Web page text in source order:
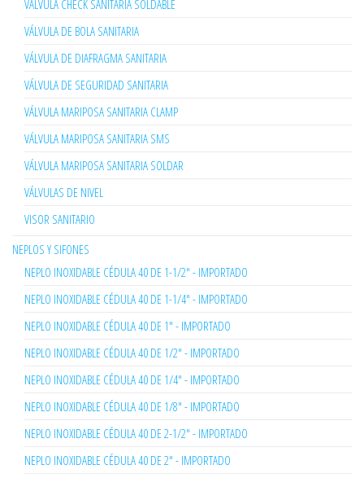
VÁLVULA CHECK SANITARIA SOLDABLE
VÁLVULA DE BOLA SANITARIA
VÁLVULA DE DIAFRAGMA SANITARIA
VÁLVULA DE SEGURIDAD SANITARIA
VÁLVULA MARIPOSA SANITARIA CLAMP
VÁLVULA MARIPOSA SANITARIA SMS
VÁLVULA MARIPOSA SANITARIA SOLDAR
VÁLVULAS DE NIVEL
VISOR SANITARIO
NEPLOS Y SIFONES
NEPLO INOXIDABLE CÉDULA 40 DE 1-1/2" - IMPORTADO
NEPLO INOXIDABLE CÉDULA 40 DE 1-1/4" - IMPORTADO
NEPLO INOXIDABLE CÉDULA 40 DE 1" - IMPORTADO
NEPLO INOXIDABLE CÉDULA 40 DE 1/2" - IMPORTADO
NEPLO INOXIDABLE CÉDULA 40 DE 1/4" - IMPORTADO
NEPLO INOXIDABLE CÉDULA 40 DE 1/8" - IMPORTADO
NEPLO INOXIDABLE CÉDULA 40 DE 2-1/2" - IMPORTADO
NEPLO INOXIDABLE CÉDULA 40 DE 2" - IMPORTADO